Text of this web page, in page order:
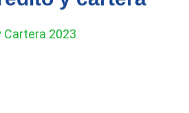
Cartera 2023